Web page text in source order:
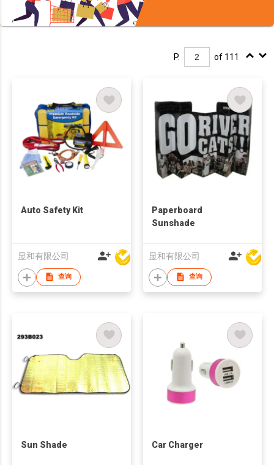
P. of 111
Auto Safety Kit
显和有限公司
查询
Paperboard
Sunshade
显和有限公司
查询
Sun Shade Car Charger